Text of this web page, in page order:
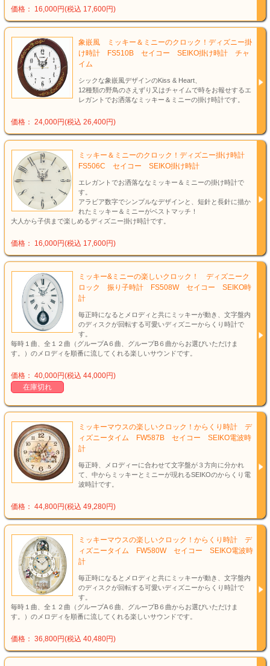
価格： 16,000円(税込 17,600円)
象嵌風 ミッキー＆ミニーのクロック！ディズニー掛
け時計 FS510B セイコー SEIKO掛け時計 チャ
イム
シックな象嵌風デザインのKiss & Heart、
12種類の野鳥のさえずり又はチャイムで時をお報せするエ
レガントでお洒落なミッキー＆ミニーの掛け時計です。
価格： 24,000円(税込 26,400円)
ミッキー＆ミニーのクロック！ディズニー掛け時計
FS506C セイコー SEIKO掛け時計
エレガントでお洒落ななミッキー＆ミニーの掛け時計で
す。
アラビア数字でシンプルなデザインと、短針と長針に描か
れたミッキー＆ミニーがベストマッチ！
大人から子供まで楽しめるディズニー掛け時計です。
価格： 16,000円(税込 17,600円)
ミッキー&ミニーの楽しいクロック！ ディズニーク
ロック 振り子時計 FS508W セイコー SEIKO時
計
毎正時になるとメロディと共にミッキーが動き、文字盤内
のディスクが回転する可愛いディズニーからくり時計で
す。
毎時１曲、全１２曲（グループA６曲、グループB６曲からお選びいただけま
す。）のメロディを順番に流してくれる楽しいサウンドです。
価格： 40,000円(税込 44,000円)
在庫切れ
ミッキーマウスの楽しいクロック！からくり時計 デ
ィズニータイム FW587B セイコー SEIKO電波時
計
毎正時、メロディーに合わせて文字盤が３方向に分かれ
て、中からミッキーとミニーが現れるSEIKOのからくり電
波時計です。
価格： 44,800円(税込 49,280円)
ミッキーマウスの楽しいクロック！からくり時計 デ
ィズニータイム FW580W セイコー SEIKO電波時
計
毎正時になるとメロディと共にミッキーが動き、文字盤内
のディスクが回転する可愛いディズニーからくり時計で
す。
毎時１曲、全１２曲（グループA６曲、グループB６曲からお選びいただけま
す。）のメロディを順番に流してくれる楽しいサウンドです。
価格： 36,800円(税込 40,480円)